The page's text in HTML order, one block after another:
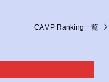
CAMP Ranking一覧